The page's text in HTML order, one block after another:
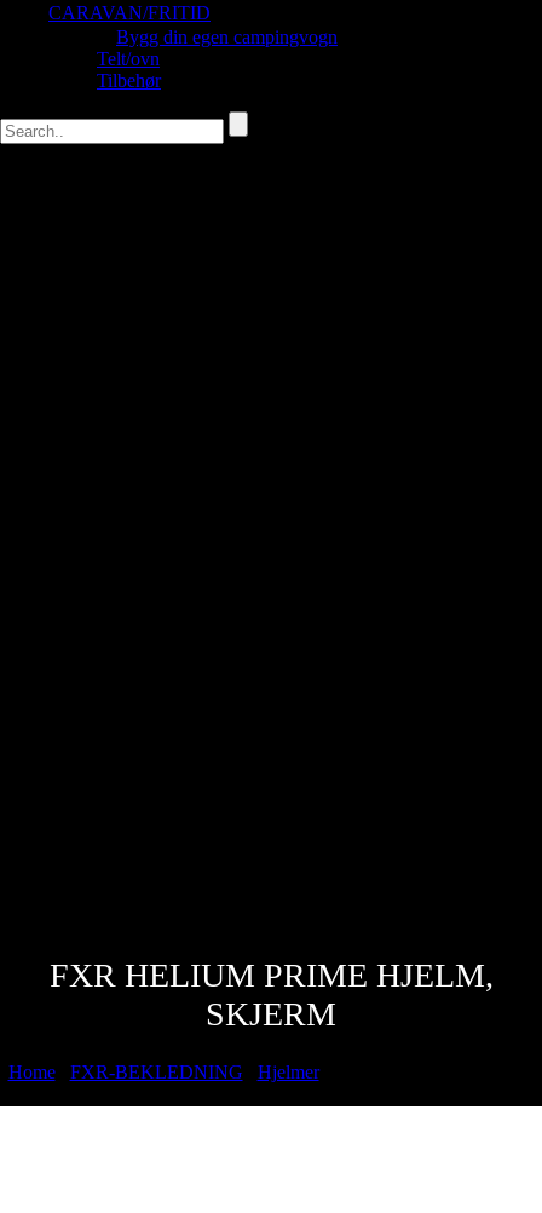
CARAVAN/FRITID
Bygg din egen campingvogn
Telt/ovn
Tilbehør
FXR HELIUM PRIME HJELM,
SKJERM
Home/ FXR-BEKLEDNING Hjelmer/ FXR Helium prime hjelm,